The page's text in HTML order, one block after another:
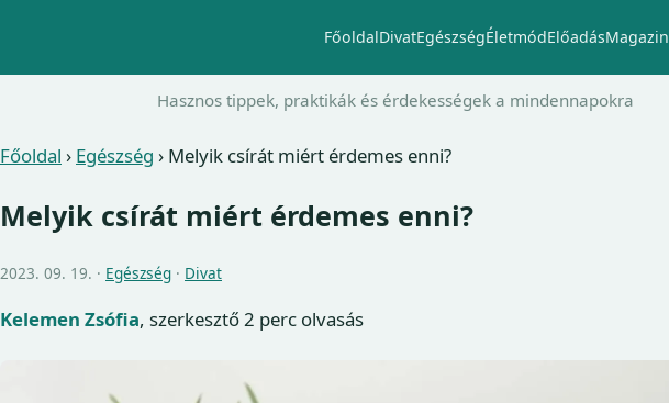
FőoldalDivatEgészségÉletmódElőadásMagazin
Hasznos tippek, praktikák és érdekességek a mindennapokra
Főoldal › Egészség › Melyik csírát miért érdemes enni?
Melyik csírát miért érdemes enni?
2023. 09. 19. · Egészség · Divat
Kelemen Zsófia, szerkesztő 2 perc olvasás